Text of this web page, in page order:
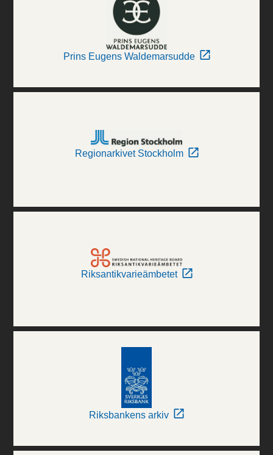
Prins Eugens Waldemarsudde
Regionarkivet Stockholm
Riksantikvarieämbetet
Riksbankens arkiv